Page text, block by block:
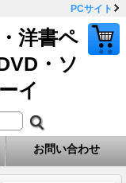
PCサイト
洋書ペ
・ソ
イ
お問い合わせ